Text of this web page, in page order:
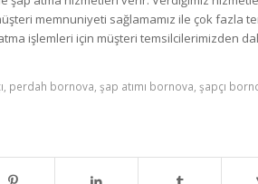
memnuniyeti sağlamamız ile çok fazla
işlemleri için müşteri temsilcilerimizden
perdah bornova şap atımı bornova şapçı